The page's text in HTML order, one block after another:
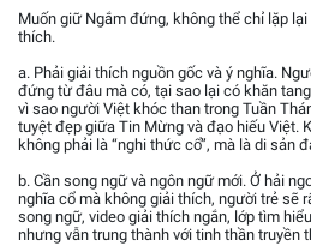
Muốn giữ Ngắm đứng, không thể chỉ lặp
thích.
a. Phải giải thích nguồn gốc và ý nghĩa.
đứng từ đâu mà có, tại sao lại có khăn
vì sao người Việt khóc than trong Tuần
tuyệt đẹp giữa Tin Mừng và đạo hiếu Việt.
không phải là “nghi thức cổ”, mà là di sản
b. Cần song ngữ và ngôn ngữ mới. Ở hải
nghĩa cổ mà không giải thích, người trẻ sẽ
song ngữ, video giải thích ngắn, lớp tìm
nhưng vẫn trung thành với tinh thần truyền